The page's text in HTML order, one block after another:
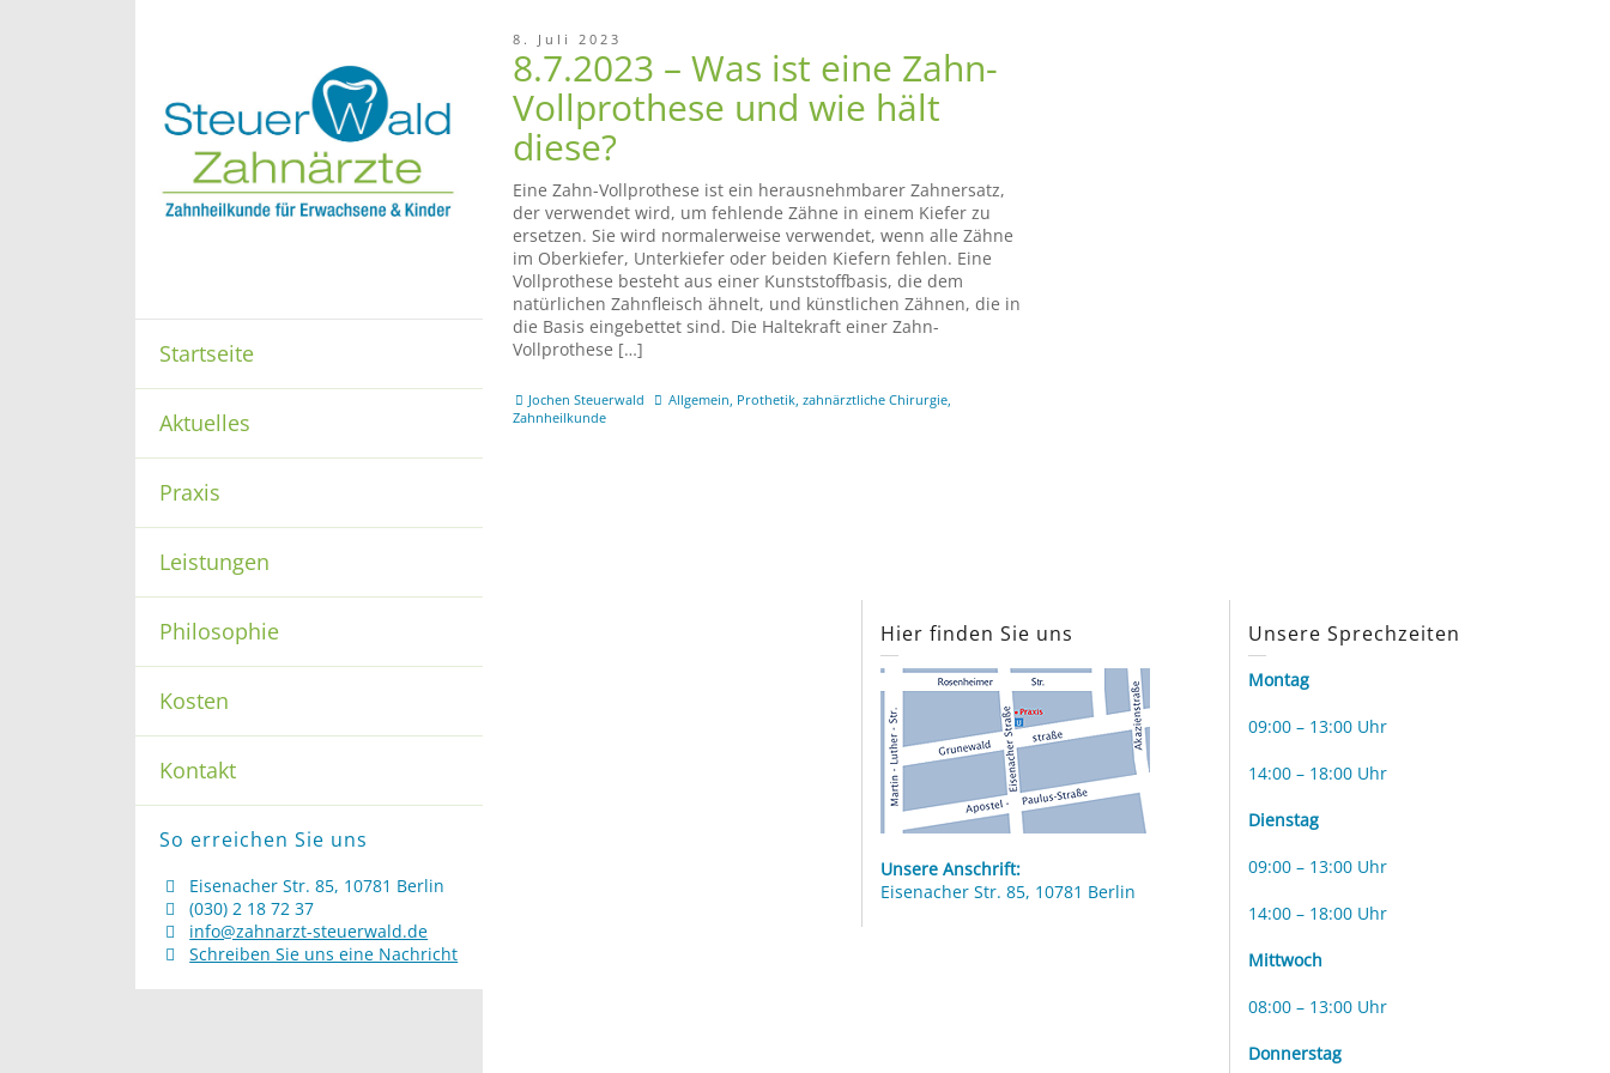
Startseite
Aktuelles
Praxis
Leistungen
Philosophie
Kosten
Kontakt
So erreichen Sie uns
Eisenacher Str. 85, 10781 Berlin
(030) 2 18 72 37
info@zahnarzt-steuerwald.de
Schreiben Sie uns eine Nachricht
8. Juli 2023
8.7.2023 – Was ist eine Zahn-
Vollprothese und wie hält
diese?
Eine Zahn-Vollprothese ist ein herausnehmbarer Zahnersatz,
der verwendet wird, um fehlende Zähne in einem Kiefer zu
ersetzen. Sie wird normalerweise verwendet, wenn alle Zähne
im Oberkiefer, Unterkiefer oder beiden Kiefern fehlen. Eine
Vollprothese besteht aus einer Kunststoffbasis, die dem
natürlichen Zahnfleisch ähnelt, und künstlichen Zähnen, die in
die Basis eingebettet sind. Die Haltekraft einer Zahn-
Vollprothese […]
Jochen Steuerwald Allgemein, Prothetik, zahnärztliche Chirurgie,
Zahnheilkunde
Hier finden Sie uns
Unsere Anschrift:
Eisenacher Str. 85, 10781 Berlin
Unsere Sprechzeiten
Montag
09:00 – 13:00 Uhr
14:00 – 18:00 Uhr
Dienstag
09:00 – 13:00 Uhr
14:00 – 18:00 Uhr
Mittwoch
08:00 – 13:00 Uhr
Donnerstag